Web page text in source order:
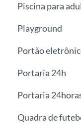
Piscina para
Playground
Portão
Portaria 24h
Portaria
Quadra de